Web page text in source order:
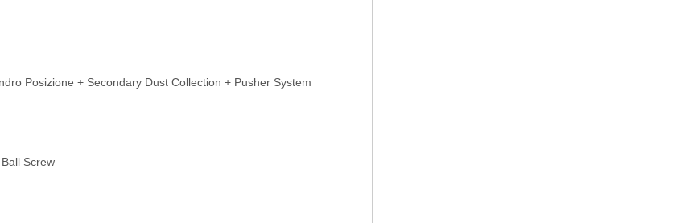
Posizione + Secondary Dust Collection + Pusher System
Screw